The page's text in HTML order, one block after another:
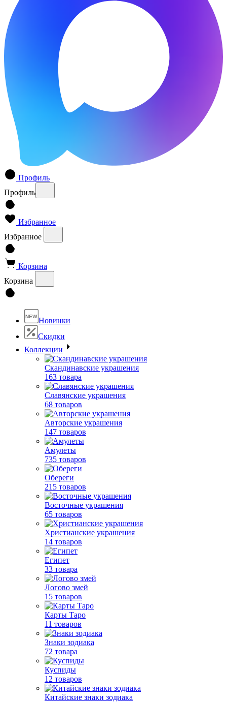
Профиль
Профиль
Избранное
Избранное
Корзина
Корзина
NEW Новинки
Скидки
Коллекции
Скандинавские украшения
163 товара
Славянские украшения
68 товаров
Авторские украшения
147 товаров
Амулеты
735 товаров
Обереги
215 товаров
Восточные украшения
65 товаров
Христианские украшения
14 товаров
Египет
33 товара
Логово змей
15 товаров
Карты Таро
11 товаров
Знаки зодиака
72 товара
Куспиды
12 товаров
Китайские знаки зодиака